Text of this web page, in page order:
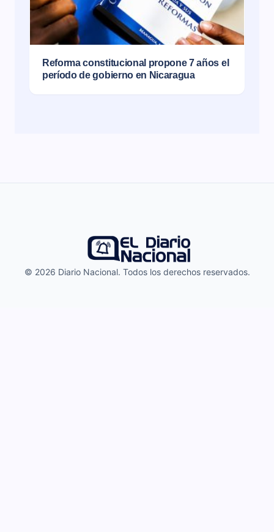
Reforma constitucional propone 7 años el
período de gobierno en Nicaragua
© 2026 Diario Nacional. Todos los derechos reservados.